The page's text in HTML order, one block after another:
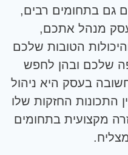
גם בתחומים רבים,
מנהל אתכם,
הטובות שלכם
שלכם ובהן לחפש
בעסק היא ניהול
התכונות החזקות שלו
מקצועית בתחומים